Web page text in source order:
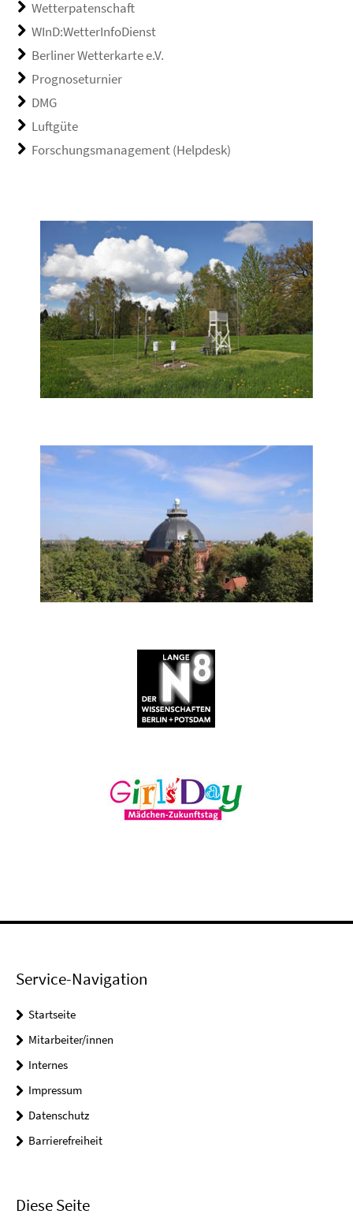
Wetterpatenschaft
WInD:WetterInfoDienst
Berliner Wetterkarte e.V.
Prognoseturnier
DMG
Luftgüte
Forschungsmanagement (Helpdesk)
Service-Navigation
Startseite
Mitarbeiter/innen
Internes
Impressum
Datenschutz
Barrierefreiheit
Diese Seite